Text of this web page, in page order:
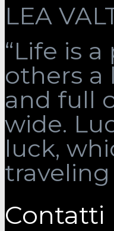
LEA
“Life is
others a
and full
wide.
luck,
traveling
Contatti